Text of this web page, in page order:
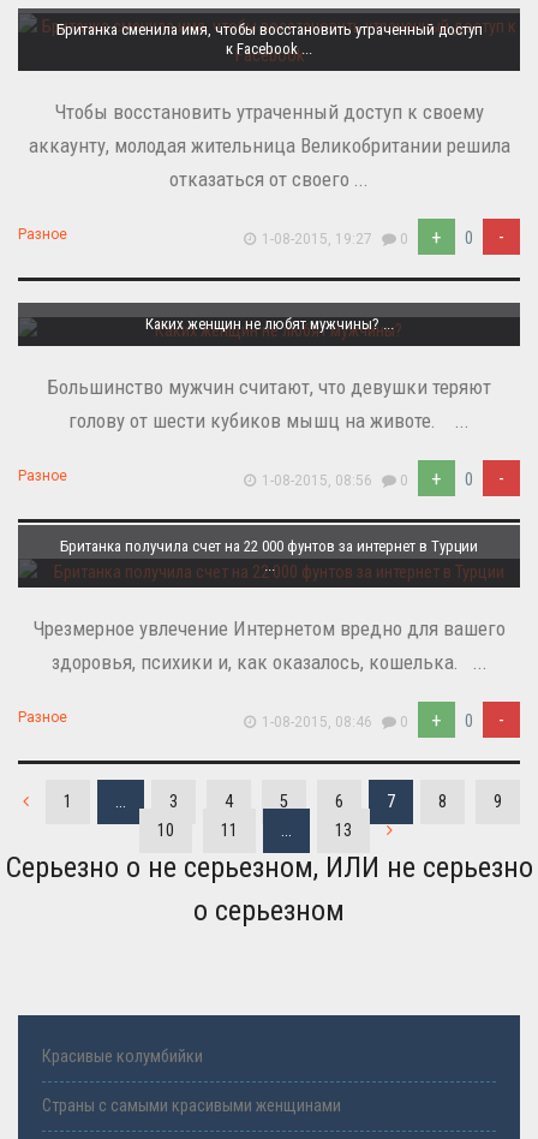
Британка сменила имя, чтобы восстановить утраченный доступ
к Facebook ...
Чтобы восстановить утраченный доступ к своему
аккаунту, молодая жительница Великобритании решила
отказаться от своего ...
Разное 1-08-2015, 19:27 0 + 0 -
Каких женщин не любят мужчины? ...
Большинство мужчин считают, что девушки теряют
голову от шести кубиков мышц на животе. ...
Разное 1-08-2015, 08:56 0 + 0 -
Британка получила счет на 22 000 фунтов за интернет в Турции
...
Чрезмерное увлечение Интернетом вредно для вашего
здоровья, психики и, как оказалось, кошелька. ...
Разное 1-08-2015, 08:46 0 + 0 -
1 ... 3 4 5 6 7 8
9
10
11 ... 13
Серьезно о не серьезном, ИЛИ не серьезно
о серьезном
Красивые колумбийки
Страны с самыми красивыми женщинами